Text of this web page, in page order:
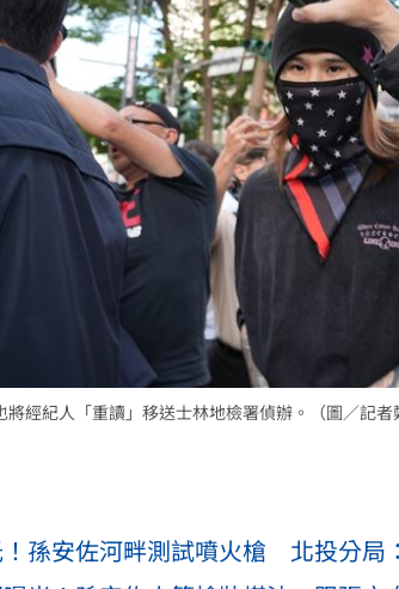
將經紀人「重讀」移送士林地檢署偵辦。（圖／記者
！孫安佐河畔測試噴火槍 北投分局